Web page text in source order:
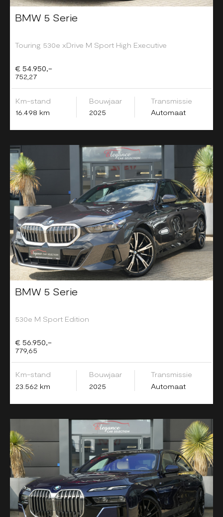
BMW 5 Serie
Touring 530e xDrive M Sport High Executive
€ 54.950,-
752,27
Km-stand
16.498 km
Bouwjaar
2025
Transmissie
Automaat
BMW 5 Serie
530e M Sport Edition
€ 56.950,-
779,65
Km-stand
23.562 km
Bouwjaar
2025
Transmissie
Automaat